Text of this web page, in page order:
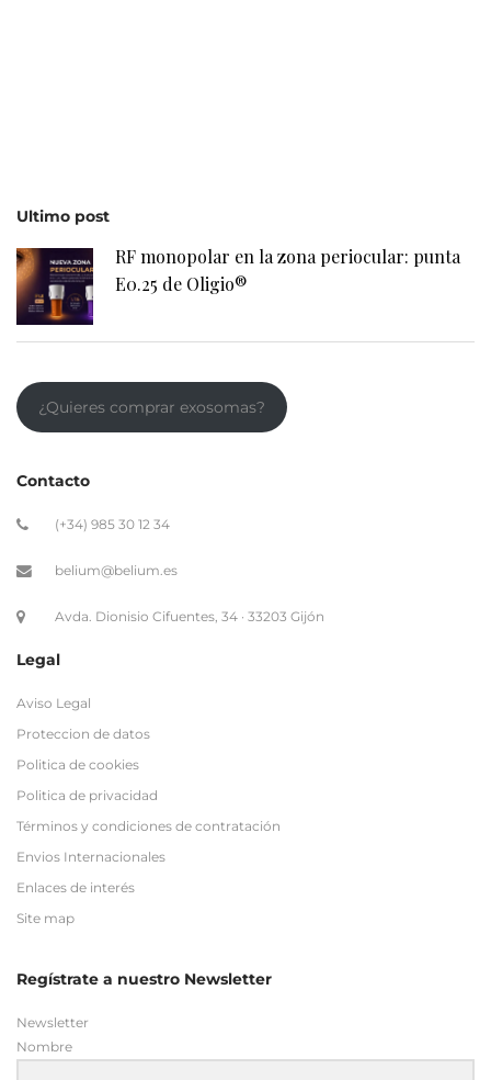
¿Quieres comprar exosomas?
(+34) 985 30 12 34
Proteccion de datos
Politica de cookies
Términos y condiciones de contratación
Regístrate a nuestro Newsletter
Newsletter
Email